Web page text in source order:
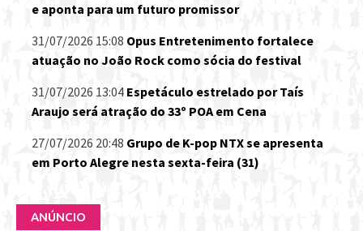
e aponta para um futuro promissor
31/07/2026 15:08 Opus Entretenimento fortalece
atuação no João Rock como sócia do festival
31/07/2026 13:04 Espetáculo estrelado por Taís
Araujo será atração do 33º POA em Cena
27/07/2026 20:48 Grupo de K-pop NTX se apresenta
em Porto Alegre nesta sexta-feira (31)
ANÚNCIO